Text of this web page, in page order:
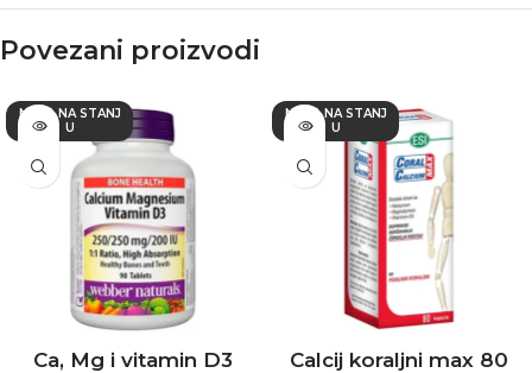
Povezani proizvodi
NEMA NA STANJ
U
Ca, Mg i vitamin D3
NEMA NA STANJ
U
Calcij koraljni max 80